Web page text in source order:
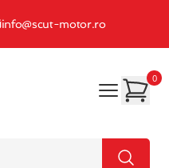
info@scut-motor.ro
0